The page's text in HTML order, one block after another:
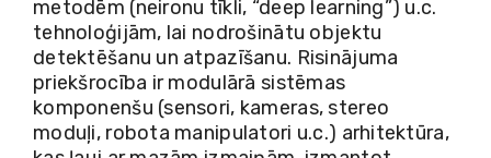
metodēm (neironu tīkli, “deep learning”) u.c.
tehnoloģijām, lai nodrošinātu objektu
detektēšanu un atpazīšanu. Risinājuma
priekšrocība ir modulārā sistēmas
komponenšu (sensori, kameras, stereo
moduļi, robota manipulatori u.c.) arhitektūra,